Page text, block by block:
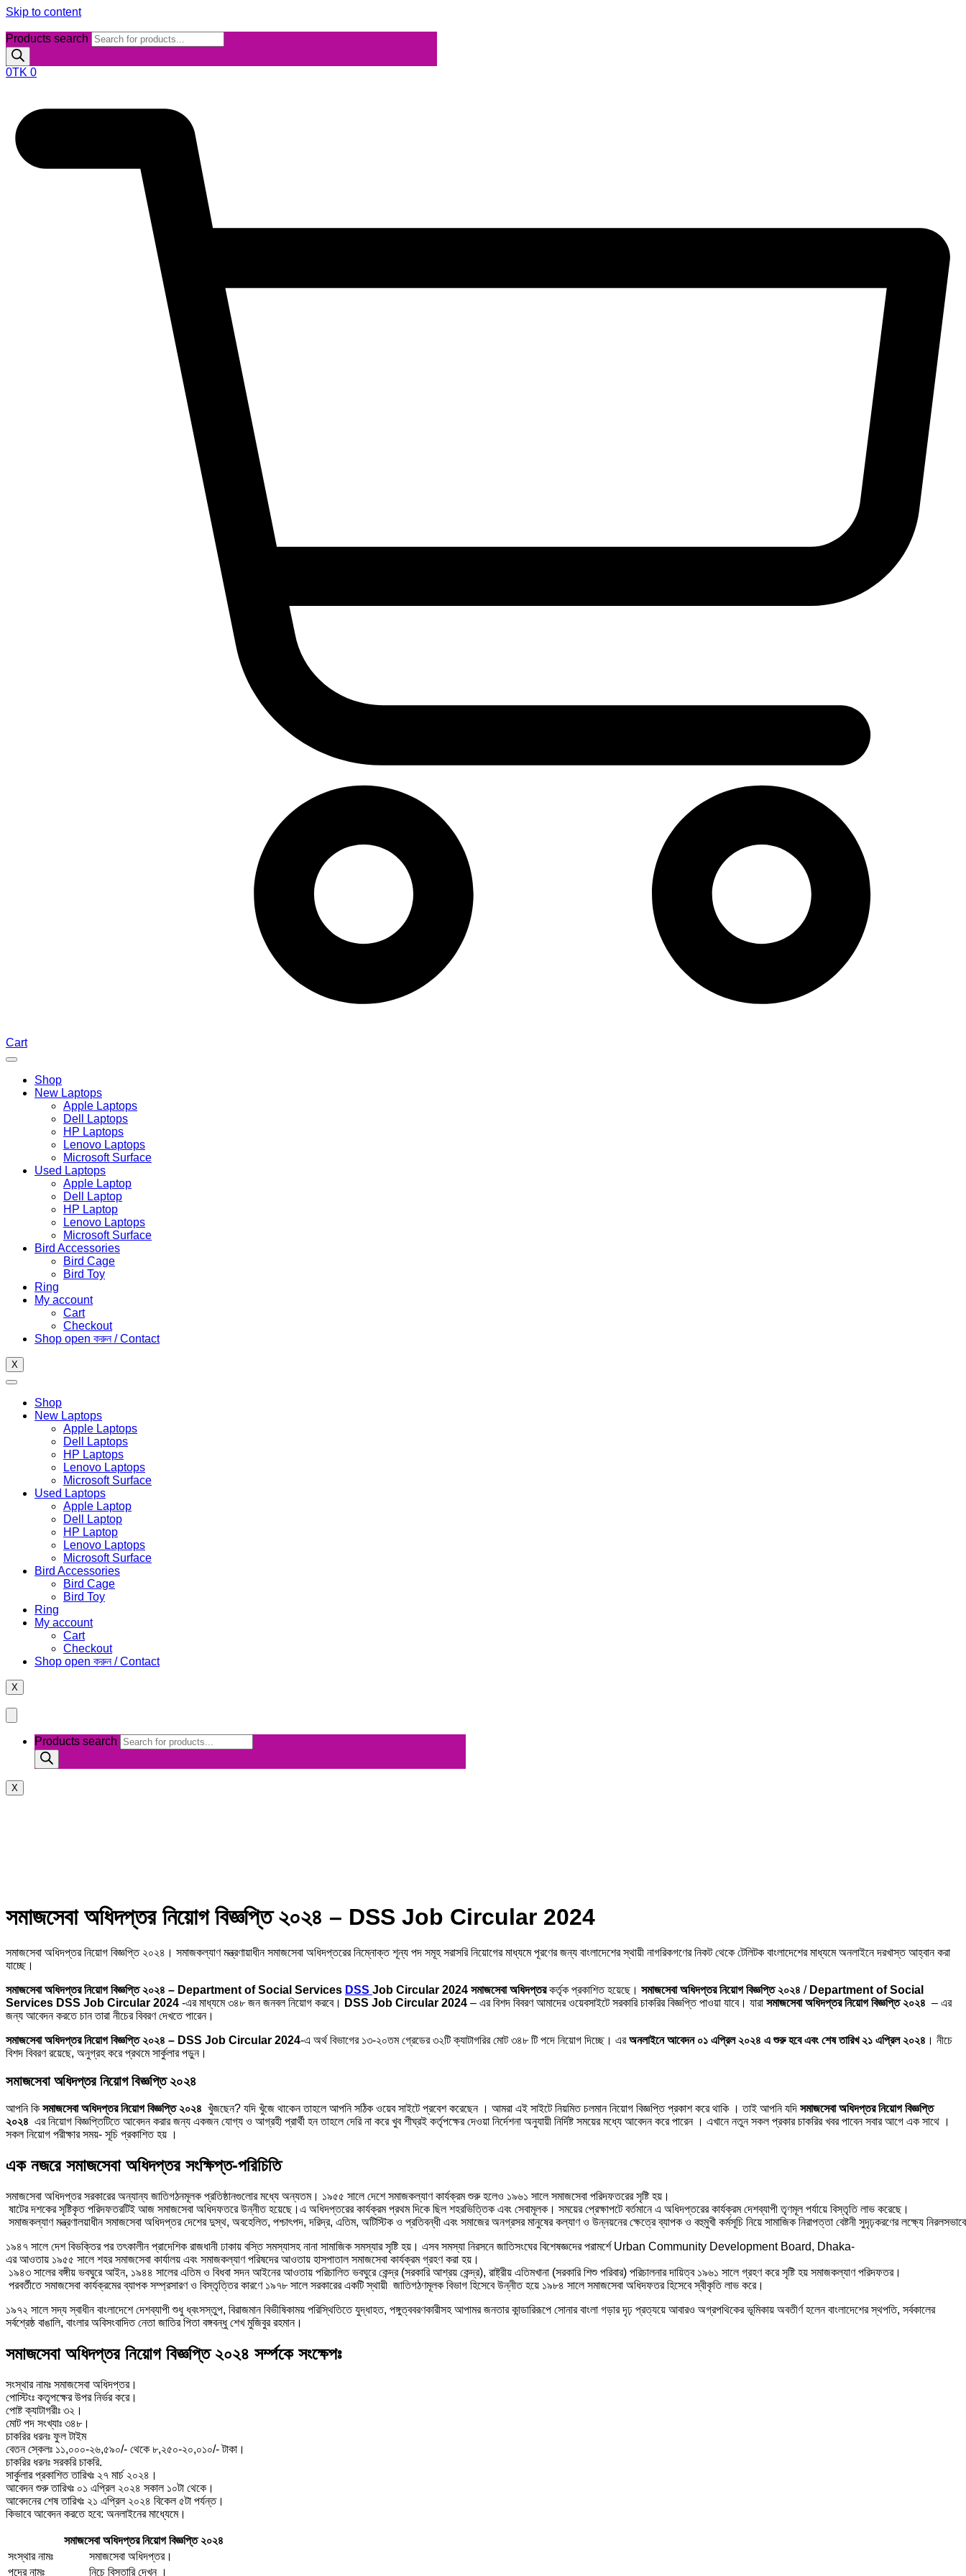
Skip to content
Products search
0TK 0
Cart
Shop
New Laptops
Apple Laptops
Dell Laptops
HP Laptops
Lenovo Laptops
Microsoft Surface
Used Laptops
Apple Laptop
Dell Laptop
HP Laptop
Lenovo Laptops
Microsoft Surface
Bird Accessories
Bird Cage
Bird Toy
Ring
My account
Cart
Checkout
Shop open করুন / Contact
X
Shop
New Laptops
Apple Laptops
Dell Laptops
HP Laptops
Lenovo Laptops
Microsoft Surface
Used Laptops
Apple Laptop
Dell Laptop
HP Laptop
Lenovo Laptops
Microsoft Surface
Bird Accessories
Bird Cage
Bird Toy
Ring
My account
Cart
Checkout
Shop open করুন / Contact
X
Products search
X
সমাজসেবা অধিদপ্তর নিয়োগ বিজ্ঞপ্তি ২০২৪ – DSS Job Circular 2024
সমাজসেবা অধিদপ্তর নিয়োগ বিজ্ঞপ্তি ২০২৪। সমাজকল্যাণ মন্ত্রণায়াধীন সমাজসেবা অধিদপ্তরের নিম্নোক্ত শূন্য পদ সমূহ সরাসরি নিয়োগের মাধ্যমে পূরণের জন্য বাংলাদেশের স্থায়ী নাগরিকগণের নিকট থেকে টেলিটক বাংলাদেশের মাধ্যমে অনলাইনে দরখাস্ত আহ্বান করা
যাচ্ছে।
সমাজসেবা অধিদপ্তর নিয়োগ বিজ্ঞপ্তি ২০২৪ – Department of Social Services DSS Job Circular 2024 সমাজসেবা অধিদপ্তরকর্তৃক প্রকাশিত হয়েছে। সমাজসেবা অধিদপ্তর নিয়োগ বিজ্ঞপ্তি ২০২৪ / Department of Social
Services DSS Job Circular 2024 -এর মাধ্যমে ৩৪৮ জন জনবল নিয়োগ করবে। DSS Job Circular 2024 – এর বিশদ বিবরণ আমাদের ওয়েবসাইটে সরকারি চাকরির বিজ্ঞপ্তি পাওয়া যাবে। যারা সমাজসেবা অধিদপ্তর নিয়োগ বিজ্ঞপ্তি ২০২৪ – এর
জন্য আবেদন করতে চান তারা নীচের বিবরণ দেখতে পারেন।
সমাজসেবা অধিদপ্তর নিয়োগ বিজ্ঞপ্তি ২০২৪ – DSS Job Circular 2024-এ অর্থ বিভাগের ১৩-২০তম গ্রেডের ৩২টি ক্যাটাগরির মোট ৩৪৮ টি পদে নিয়োগ দিচ্ছে। এরঅনলাইনে আবেদন ০১ এপ্রিল ২০২৪ এ শুরু হবে এবং শেষ তারিখ ২১ এপ্রিল ২০২৪ । নীচে
বিশদ বিবরণ রয়েছে, অনুগ্রহ করে প্রথমে সার্কুলার পড়ুন।
সমাজসেবা অধিদপ্তর নিয়োগ বিজ্ঞপ্তি ২০২৪
আপনি কি সমাজসেবা অধিদপ্তর নিয়োগ বিজ্ঞপ্তি ২০২৪ খুঁজছেন? যদি খুঁজে থাকেন তাহলে আপনি সঠিক ওয়েব সাইটে প্রবেশ করেছেন । আমরা এই সাইটে নিয়মিত চলমান নিয়োগ বিজ্ঞপ্তি প্রকাশ করে থাকি । তাই আপনি যদি সমাজসেবা অধিদপ্তর নিয়োগ বিজ্ঞপ্তি
২০২৪ এর নিয়োগ বিজ্ঞপ্তিটিতে আবেদন করার জন্য একজন যোগ্য ও আগ্রহী প্রার্থী হন তাহলে দেরি না করে খুব শীঘ্রই কর্তৃপক্ষের দেওয়া নির্দেশনা অনুযায়ী নির্দিষ্ট সময়ের মধ্যে আবেদন করে পারেন । এখানে নতুন সকল প্রকার চাকরির খবর পাবেন সবার আগে এক সাথে ।
সকল নিয়োগ পরীক্ষার সময়- সূচি প্রকাশিত হয় ।
এক নজরে সমাজসেবা অধিদপ্তরসংক্ষিপ্ত-পরিচিতি
সমাজসেবা অধিদপ্তর সরকারের অন্যান্য জাতিগঠনমূলক প্রতিষ্ঠানগুলোর মধ্যে অন্যতম। ১৯৫৫ সালে দেশে সমাজকল্যাণ কার্যক্রম শুরু হলেও ১৯৬১ সালে সমাজসেবা পরিদফতরের সৃষ্টি হয়।
ষাটের দশকের সৃষ্টিকৃত পরিদফতরটিই আজ সমাজসেবা অধিদফতরে উন্নীত হয়েছে।এ অধিদপ্তরের কার্যক্রম প্রথম দিকে ছিল শহরভিত্তিক এবং সেবামূলক। সময়ের প্রেক্ষাপটে বর্তমানে এ অধিদপ্তরের কার্যক্রম দেশব্যাপী তৃণমূল পর্যায়ে বিস্তৃতি লাভ করেছে।
সমাজকল্যাণ মন্ত্রণালয়াধীন সমাজসেবা অধিদপ্তর দেশের দুস্থ, অবহেলিত, পশ্চাৎপদ, দরিদ্র, এতিম, অটিস্টিক ও প্রতিবন্ধী এবং সমাজের অনগ্রসর মানুষের কল্যাণ ও উন্নয়নের ক্ষেত্রে ব্যাপক ও বহুমুখী কর্মসূচি নিয়ে সামাজিক নিরাপত্তা বেষ্টনী সুদৃঢ়করণের লক্ষ্যে
১৯৪৭ সালে দেশ বিভক্তির পর তৎকালীন প্রাদেশিক রাজধানী ঢাকায় বস্তি সমস্যাসহ নানা সামাজিক সমস্যার সৃষ্টি হয়। এসব সমস্যা নিরসনে জাতিসংঘের বিশেষজ্ঞদের পরামর্শে Urban Community Development Board, Dhaka-
এর আওতায় ১৯৫৫ সালে শহর সমাজসেবা কার্যালয় এবং সমাজকল্যাণ পরিষদের আওতায় হাসপাতাল সমাজসেবা কার্যক্রম গ্রহণ করা হয়।
১৯৪৩ সালের বঙ্গীয় ভবঘুরে আইন, ১৯৪৪ সালের এতিম ও বিধবা সদন আইনের আওতায় পরিচালিত ভবঘুরে কেন্দ্র (সরকারি আশ্রয় কেন্দ্র), রাষ্ট্রীয় এতিমখানা (সরকারি শিশু পরিবার) পরিচালনার দায়িত্ব ১৯৬১ সালে গ্রহণ করে সৃষ্টি হয় সমাজকল্যাণ পরিদফতর।
পরবর্তীতে সমাজসেবা কার্যক্রমের ব্যাপক সম্প্রসারণ ও বিস্তৃত্তির কারণে ১৯৭৮ সালে সরকারের একটি স্থায়ী জাতিগঠণমূলক বিভাগ হিসেবে উন্নীত হয়ে ১৯৮৪ সালে সমাজসেবা অধিদফতর হিসেবে স্বীকৃতি লাভ করে।
১৯৭২ সালে সদ্য স্বাধীন বাংলাদেশে দেশব্যাপী শুধু ধ্বংসস্তুপ, বিরাজমান বিভীষিকাময় পরিস্থিতিতে যুদ্ধাহত, পঙ্গুত্ববরণকারীসহ আপামর জনতার কান্ডারিরূপে সোনার বাংলা গড়ার দৃঢ় প্রত্যয়ে আবারও অগ্রপথিকের ভূমিকায় অবতীর্ণ হলেন বাংলাদেশের স্থপতি, সর্বকালের
সর্বশ্রেষ্ঠ বাঙালি, বাংলার অবিসংবাদিত নেতা জাতির পিতা বঙ্গবন্ধু শেখ মুজিবুর রহমান।
সমাজসেবা অধিদপ্তর নিয়োগ বিজ্ঞপ্তি ২০২৪ সর্ম্পকে সংক্ষেপঃ
সংস্থার নামঃ সমাজসেবা অধিদপ্তর।
পোস্টিংঃ কতৃপক্ষের উপর নির্ভর করে।
পোষ্ট ক্যাটাগরীঃ ৩২।
মোট পদ সংখ্যাঃ ৩৪৮।
চাকরির ধরনঃ ফুল টাইম
বেতন স্কেলঃ ১১,০০০-২৬,৫৯০/- থেকে ৮,২৫০-২০,০১০/- টাকা।
চাকরির ধরনঃ সরকরি চাকরি.
সার্কুলার প্রকাশিত তারিখঃ ২৭ মার্চ ২০২৪।
আবেদন শুরু তারিখঃ ০১ এপ্রিল ২০২৪ সকাল ১০টা থেকে।
আবেদনের শেষ তারিখঃ ২১ এপ্রিল ২০২৪ বিকেল ৫টা পর্যন্ত।
কিভাবে আবেদন করতে হবে: অনলাইনের মাধ্যেমে।
সমাজসেবা অধিদপ্তর নিয়োগ বিজ্ঞপ্তি ২০২৪
সংস্থার নামঃ
সমাজসেবা অধিদপ্তর।
পদের নামঃ
নিচে বিস্তারি দেখুন ।